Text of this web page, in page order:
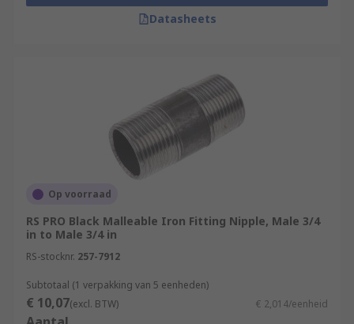
Datasheets
Op voorraad
RS PRO Black Malleable Iron Fitting Nipple, Male 3/4
in to Male 3/4 in
RS-stocknr. 257-7912
Subtotaal (1 verpakking van 5 eenheden)
€ 10,07(excl. BTW) € 2,014/eenheid